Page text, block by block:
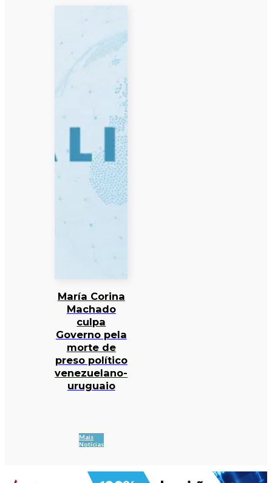
María Corina
Machado
culpa
Governo pela
morte de
preso político
venezuelano-
uruguaio
Mais
Notícias